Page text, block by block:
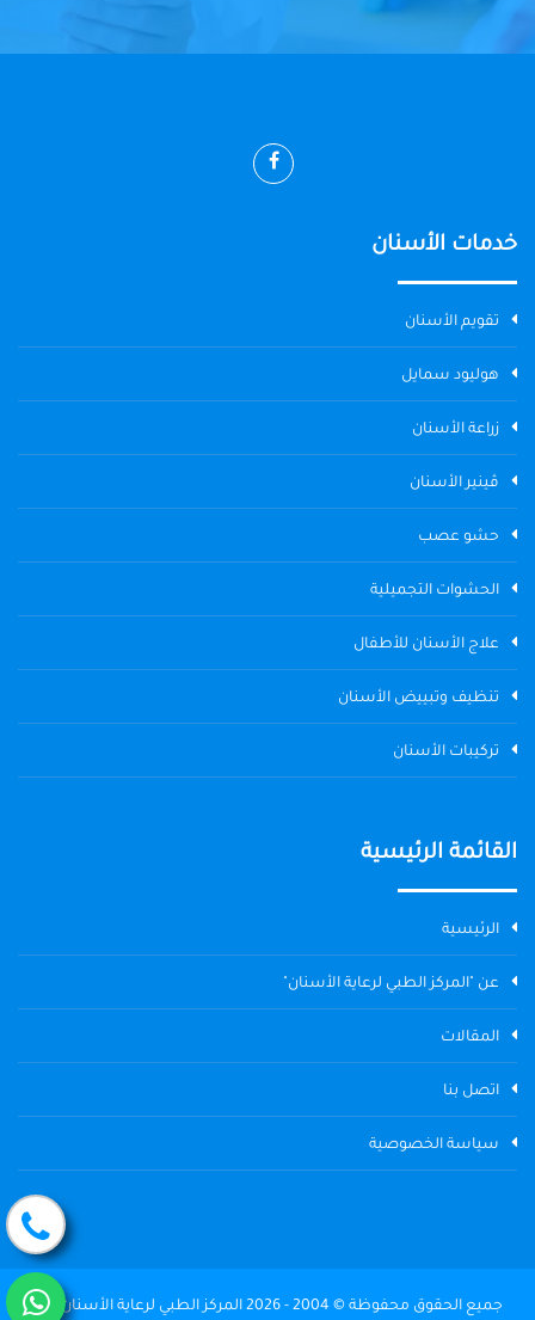
خدمات الأسنان
تقويم الأسنان
هوليود سمايل
زراعة الأسنان
ڤينير الأسنان
حشو عصب
الحشوات التجميلية
علاج الأسنان للأطفال
تنظيف وتبييض الأسنان
تركيبات الأسنان
القائمة الرئيسية
الرئيسية
عن "المركز الطبي لرعاية الأسنان"
المقالات
اتصل بنا
سياسة الخصوصية
جميع الحقوق محفوظة © 2004 - 2026 المركز الطبي لرعاية الأسنان The